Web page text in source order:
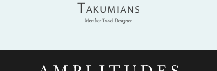
Takumians